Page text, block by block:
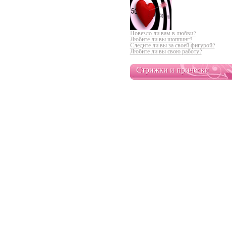
Повезло ли вам в любви?
Любите ли вы шоппинг?
Следите ли вы за своей фигурой?
Любите ли вы свою работу?
Стрижки и прически